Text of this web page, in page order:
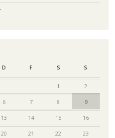
D F S S
1 2
6 7 8 9
13 14 15 16
20 21 22 23